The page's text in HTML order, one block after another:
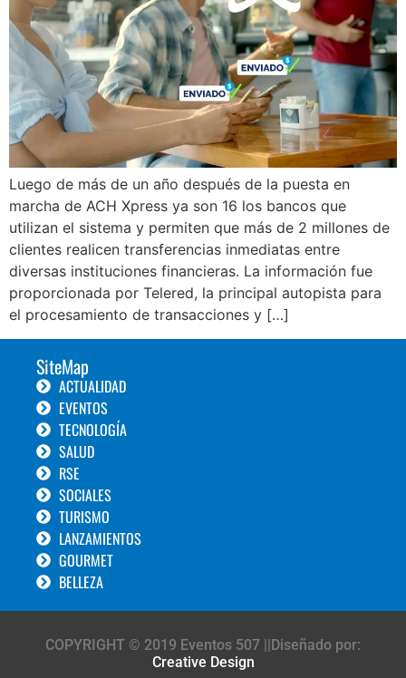
Luego de más de un año después de la puesta en
marcha de ACH Xpress ya son 16 los bancos que
utilizan el sistema y permiten que más de 2 millones de
clientes realicen transferencias inmediatas entre
diversas instituciones financieras. La información fue
proporcionada por Telered, la principal autopista para
el procesamiento de transacciones y […]
SiteMap
ACTUALIDAD
EVENTOS
TECNOLOGÍA
SALUD
RSE
SOCIALES
TURISMO
LANZAMIENTOS
GOURMET
BELLEZA
COPYRIGHT © 2019 Eventos 507 ||Diseñado por:
Creative Design